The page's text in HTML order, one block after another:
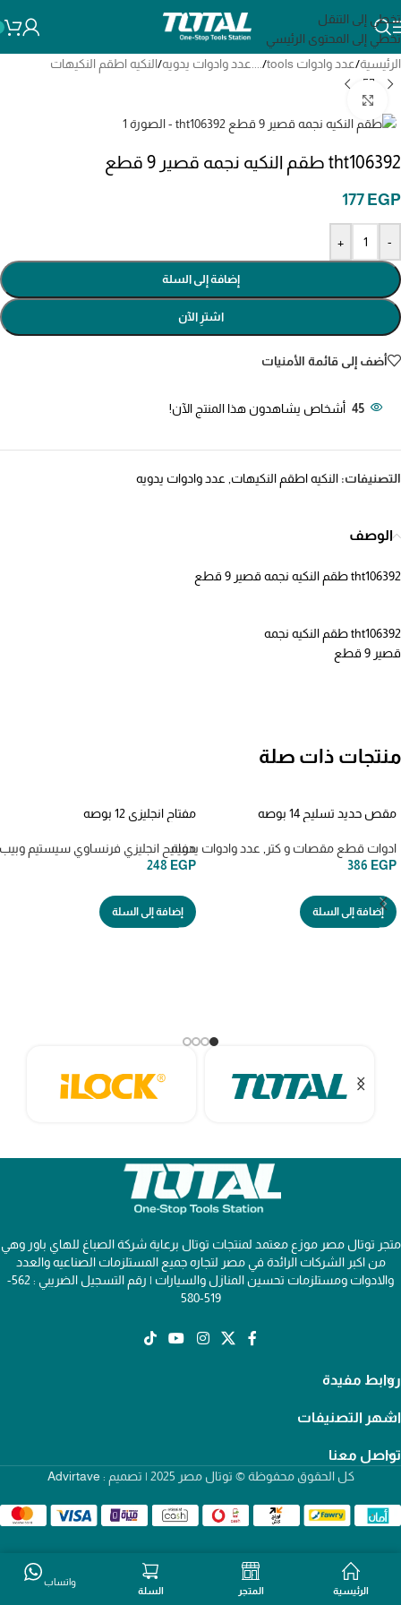
تخطي إلى التنقل
تخطي إلى المحتوى الرئيسي
الرئيسية/عدد وادوات tools / ....عدد وادوات يدويه/النكيه اطقم النكيهات
tht106392 طقم النكيه نجمه قصير 9 قطع
177 EGP
-
+
إضافة إلى السلة
اشترِ الآن
أضف إلى قائمة الأمنيات
45 أشخاص يشاهدون هذا المنتج الآن!
التصنيفات: النكيه اطقم النكيهات عدد وادوات يدويه
الوصف
tht106392 طقم النكيه نجمه قصير 9 قطع
tht106392 طقم النكيه نجمه
قصير 9 قطع
منتجات ذات صلة
مقص حديد تسليح 14 بوصه
ادوات قطع مقصات و كتر
عدد وادوات يدويه
386 EGP
إضافة إلى السلة
مفتاح انجليزي 12 بوصه
مفاتيح انجليزي فرنساوي سيستيم وبيب
248 EGP
إضافة إلى السلة
متجر توتال مصر موزع معتمد لمنتجات توتال برعاية شركة الصباغ للهاي باور وهي
من اكبر الشركات الرائدة في مصر لتجاره جميع المستلزمات الصناعيه والعدد
والادوات ومستلزمات تحسين المنازل والسيارات | رقم التسجيل الضريبي : 562-
519-580
الرئيسية المتجر السلة
واتساب
روابط مفيدة
اشهر التصنيفات
تواصل معنا
كل الحقوق محفوظة © توتال مصر 2025 | تصميم : Advirtave